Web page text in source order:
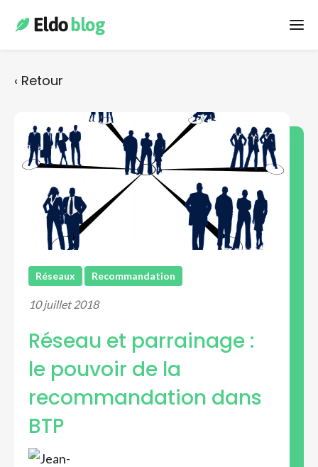
Développer son CA
Actualités
Gestion des leads
Recrutement
Stratégie digitale
Découvrir Eldo
‹ Retour
Réseaux Recommandation
10 juillet 2018
Réseau et parrainage :
le pouvoir de la
recommandation dans
BTP